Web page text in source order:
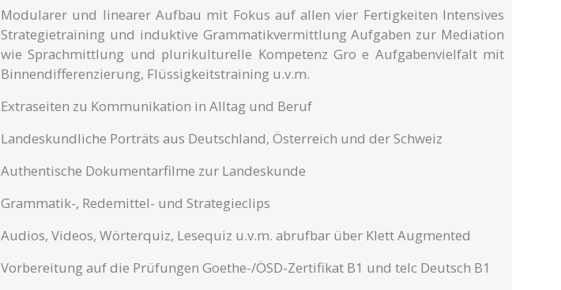
Modularer und linearer Aufbau mit Fokus auf allen vier Fertigkeiten Intensives
Strategietraining und induktive Grammatikvermittlung Aufgaben zur Mediation
wie Sprachmittlung und plurikulturelle Kompetenz Gro e Aufgabenvielfalt mit
Binnendifferenzierung, Flüssigkeitstraining u.v.m.
Extraseiten zu Kommunikation in Alltag und Beruf
Landeskundliche Porträts aus Deutschland, Österreich und der Schweiz
Authentische Dokumentarfilme zur Landeskunde
Grammatik-, Redemittel- und Strategieclips
Audios, Videos, Wörterquiz, Lesequiz u.v.m. abrufbar über Klett Augmented
Vorbereitung auf die Prüfungen Goethe-/ÖSD-Zertifikat B1 und telc Deutsch B1